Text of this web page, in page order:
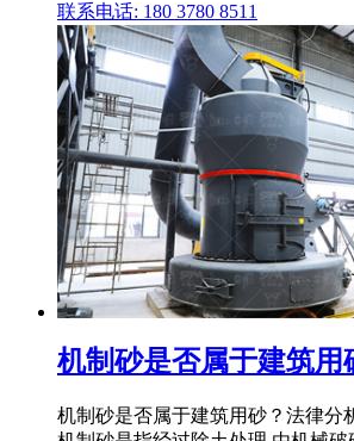
联系电话: 180 3780 8511
机制砂是否属于建筑用
机制砂是否属于建筑用砂？法律分